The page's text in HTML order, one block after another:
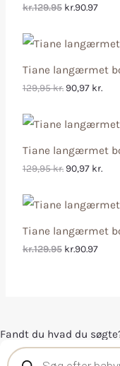
kr.129.95 kr.90.97
Tiane langærmet
129,95kr. 90,97 kr.
Tiane langærmet
129,95kr. 90,97 kr.
Tiane langærmet
kr.129.95 kr.90.97
Fandt du hvad du